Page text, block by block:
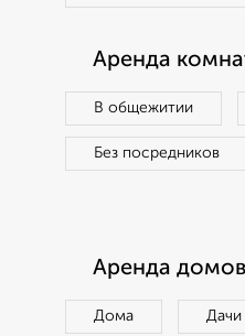
Аренда
В общежитии
Без посредников
Аренда
Дома Дачи